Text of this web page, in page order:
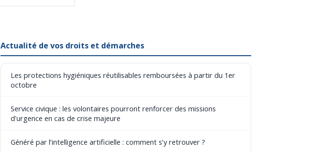
Actualité de vos droits et démarches
Les protections hygiéniques réutilisables remboursées à partir du 1er
octobre
Service civique : les volontaires pourront renforcer des missions
d'urgence en cas de crise majeure
Généré par l’intelligence artificielle : comment s’y retrouver ?